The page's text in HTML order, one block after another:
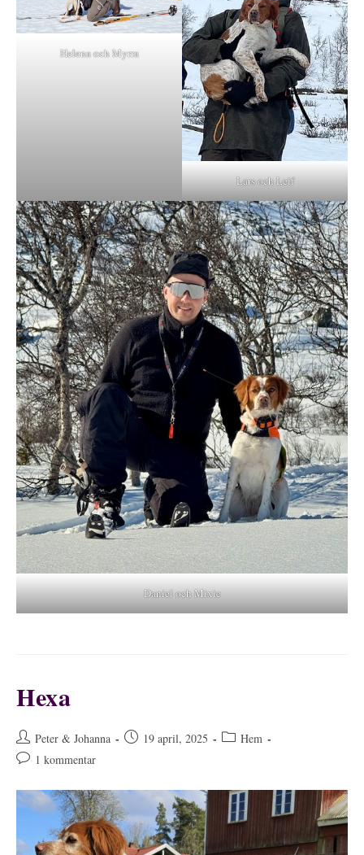
Helena och Myrra
Lars och Leif
Daniel och Mixie
Hexa
Inläggsförfattare:
Peter & Johanna
Inlägget19 april, 2025 Inläggskategori:
Hem
Kommentarer
inlägget:
1 kommentar